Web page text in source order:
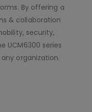
By offering a
& collaboration
security,
UCM6300 series
organization.